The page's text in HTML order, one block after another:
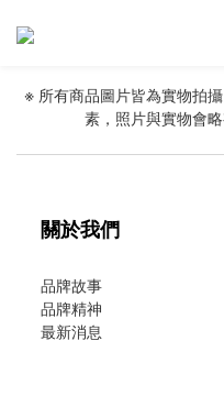
※ 所有商品圖片皆為實物拍
素，照片與實物會
關於我們
品牌故事
品牌精神
最新消息